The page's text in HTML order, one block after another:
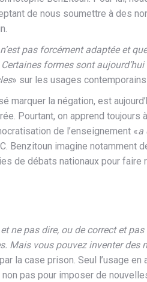
de nous soumettre à des
pas forcément adaptée et
formes sont
» sur les usages
marquer la négation, est
Pourtant, on apprend toujours à
de l’enseignement «a
Benzitoun imagine notamment
de débats nationaux pour faire
ne pas dire, ou de correct et pas
Mais vous pouvez inventer des
la case prison. Seul l’usage
pas pour imposer de